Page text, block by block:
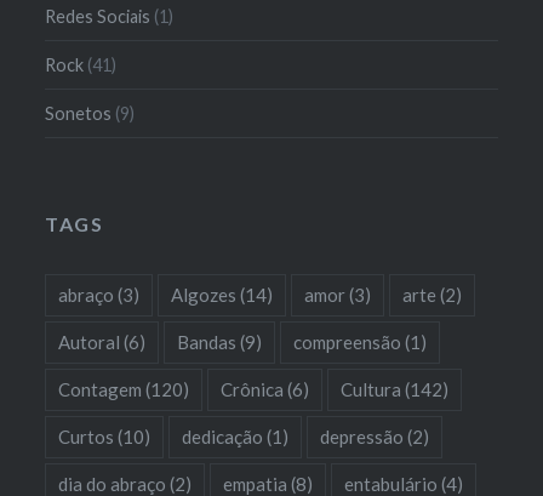
Redes Sociais (1)
Rock (41)
Sonetos (9)
TAGS
abraço (3) Algozes (14) amor(3) arte (2)
Autoral (6) Bandas (9) compreensão (1)
Contagem (120) Crônica (6) Cultura (142)
Curtos (10) dedicação (1) depressão (2)
dia do abraço (2) empatia (8) entabulário (4)